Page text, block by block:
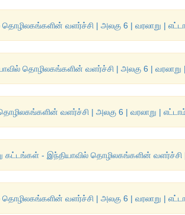
வளர்ச்சி | அலகு 6 | வரலாறு |
தொழிலகங்களின் வளர்ச்சி | அலகு 6 | வரலாறு |
வளர்ச்சி | அலகு 6 | வரலாறு | எட்டாம்
கட்டங்கள் - இந்தியாவில் தொழிலகங்களின் வளர்ச்சி |
வளர்ச்சி | அலகு 6 | வரலாறு |